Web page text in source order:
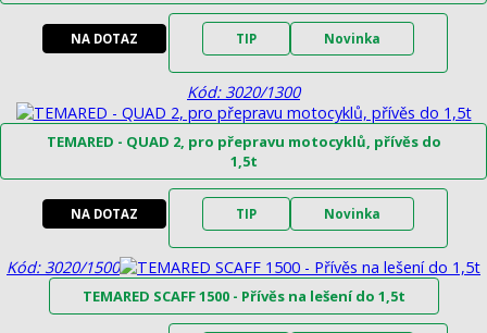
NA DOTAZ TIP Novinka
Kód: 3020/1300
TEMARED - QUAD 2, pro přepravu motocyklů, přívěs do
1,5t
NA DOTAZ TIP Novinka
Kód: 3020/1500
TEMARED SCAFF 1500 - Přívěs na lešení do 1,5t